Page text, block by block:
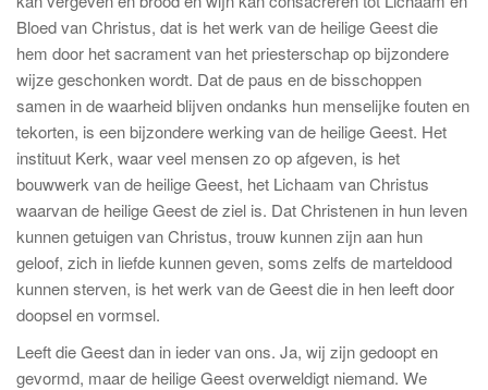
Bloed van Christus, dat is het werk van de heilige Geest die
hem door het sacrament van het priesterschap op bijzondere
wijze geschonken wordt. Dat de paus en de bisschoppen
samen in de waarheid blijven ondanks hun menselijke fouten en
tekorten, is een bijzondere werking van de heilige Geest. Het
instituut Kerk, waar veel mensen zo op afgeven, is het
bouwwerk van de heilige Geest, het Lichaam van Christus
waarvan de heilige Geest de ziel is. Dat Christenen in hun leven
kunnen getuigen van Christus, trouw kunnen zijn aan hun
geloof, zich in liefde kunnen geven, soms zelfs de marteldood
kunnen sterven, is het werk van de Geest die in hen leeft door
doopsel en vormsel.
Leeft die Geest dan in ieder van ons. Ja, wij zijn gedoopt en
gevormd, maar de heilige Geest overweldigt niemand. We